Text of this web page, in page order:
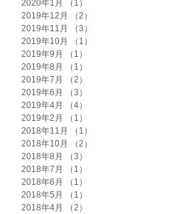
2020年1月
（1）
2019年12月
（2）
2019年11月
（3）
2019年10月
（1）
2019年9月
（1）
2019年8月
（1）
2019年7月
（2）
2019年6月
（3）
2019年4月
（4）
2019年2月
（1）
2018年11月
（1）
2018年10月
（2）
2018年8月
（3）
2018年7月
（1）
2018年6月
（1）
2018年5月
（1）
2018年4月
（2）